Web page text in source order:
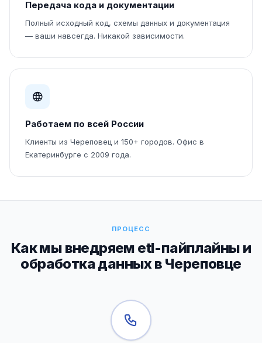
Передача кода и документации
Полный исходный код, схемы данных и документация
— ваши навсегда. Никакой зависимости.
Работаем по всей России
Клиенты из Череповец и 150+ городов. Офис в
Екатеринбурге с 2009 года.
ПРОЦЕСС
Как мы внедряем etl-пайплайны и
обработка данных в Череповце